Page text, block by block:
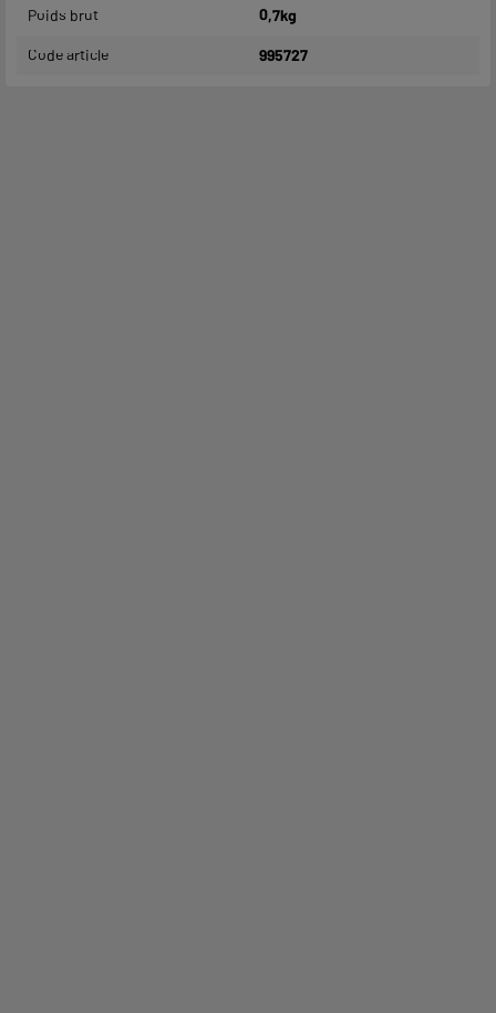
Poids brut 0,7kg
Code article 995727